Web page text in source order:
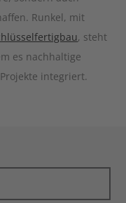
Runkel, mit
, steht
es nachhaltige
integriert.